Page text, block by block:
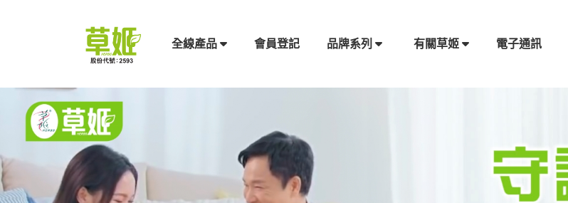
全線產品 會員登記 品牌系列 有關草姬 電子通訊